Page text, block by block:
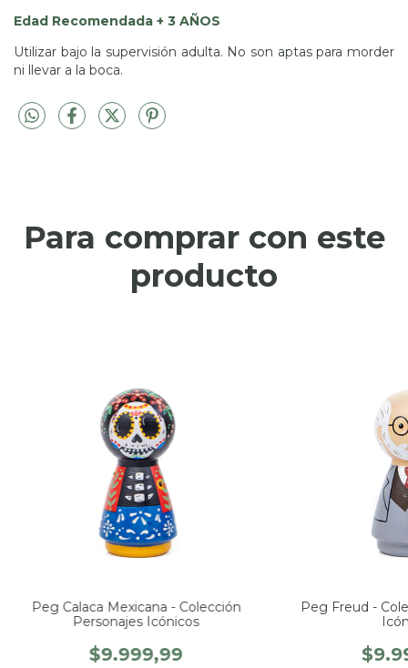
Edad Recomendada + 3 AÑOS
Utilizar bajo la supervisión adulta. No son aptas para morder
ni llevar a la boca.
Para comprar con este
producto
Peg Calaca Mexicana - Colección
Personajes Icónicos
$9.999,99
Peg Freud -